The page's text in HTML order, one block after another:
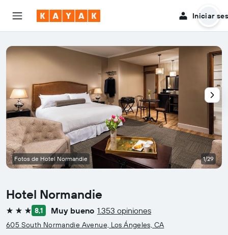
Iniciar
Hotel Normandie
3 estrellas
8,1 Muy bueno 1.353 opiniones
605 South Normandie Avenue, Los Ángeles, CA
Fotos de Hotel Normandie 1/29